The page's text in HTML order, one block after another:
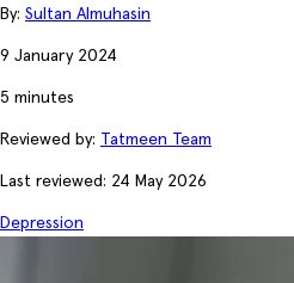
By: Sultan Almuhasin
9 January 2024
5 minutes
Reviewed by: Tatmeen Team
Last reviewed: 24 May 2026
Depression